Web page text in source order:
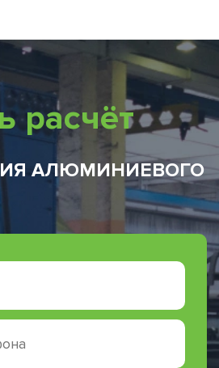
расчёт
АЛЮМИНИЕВОГО